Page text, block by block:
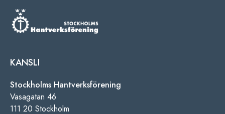
KANSLI
Stockholms Hantverksförening
Vasagatan 46
111 20 Stockholm